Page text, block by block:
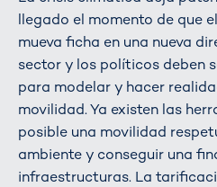
llegado el momento de que
mueva ficha en una nueva
sector y los políticos deben
para modelar y hacer
movilidad. Ya existen las
posible una movilidad
ambiente y conseguir una
infraestructuras. La